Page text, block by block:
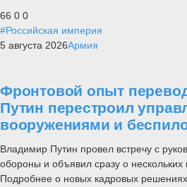
66 0 0
#Российская империя
5 августа 2026Армия
Фронтовой опыт
Путин перестроил
вооружениями и
Владимир Путин провел встречу с
обороны и объявил сразу о
Подробнее о новых кадровых решениях